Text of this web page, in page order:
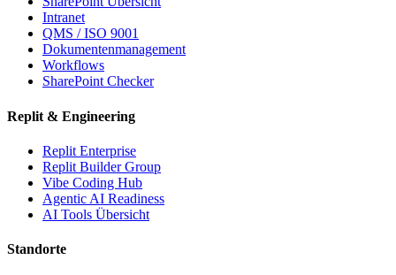
Intranet
QMS / ISO 9001
Dokumentenmanagement
Workflows
SharePoint Checker
Replit & Engineering
Replit Enterprise
Replit Builder Group
Vibe Coding Hub
Agentic AI Readiness
AI Tools Übersicht
Standorte